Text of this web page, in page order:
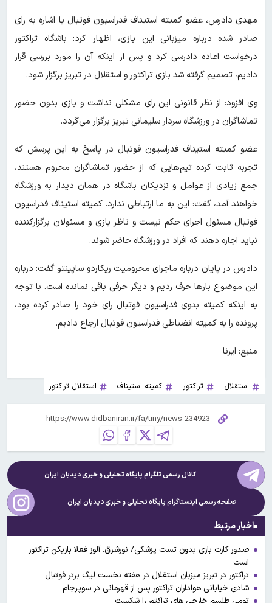
مهدی دادرس، عضو کمیته استیناف فدراسیون فوتبال با اشاره به رای
صادر شده درباره میزبانی این بازی، اظهار کرد: باشگاه تراکتور
درخواست اعاده دادرسی کرد و پس از اینکه آن را مورد بررسی قرار
دادیم، تصمیم گرفته شد بازی تراکتور و استقلال در تبریز برگزار شود.
وی افزود: از نظر قانونی این رای مشکلی نداشت و بازی بدون حضور
تماشاگران در ورزشگاه سردار سلیمانی تبریز برگزار می‌گردد.
عضو کمیته استیناف فدراسیون فوتبال در پاسخ به این پرسش که
تجربه ثابت کرده تیم‌هایی که از حضور تماشاگران محروم هستند،
جمع زیادی از عوامل و نزدیکان باشگاه در همان دیدار به ورزشگاه
خواهند آمد، گفت: این به ما ارتباطی ندارد. کمیته استیناف فدراسیون
فوتبال مسئول اجرای حکم نیست و ناظر بازی و مسئولان برگزارکننده
نباید اجازه دهند که افراد در ورزشگاه حاضر شوند.
دادرس در پایان درباره ماجرای محرومیت ریکاردو ساپینتو گفت: درباره
این موضوع بارها حرف زدیم و دیگر حرفی باقی نمانده است. با توجه
به اینکه کمیته بدوی فدراسیون فوتبال رای خود را صادر کرده بود،
پرونده را به کمیته انضباطی فدراسیون فوتبال ارجاع دادیم.
منبع: ایرنا
استقلال تراکتور کمیته استیناف استقلال تراکتور
کانال رسمی تلگرام پایگاه تحلیلی و خبریدیدبان ایران
صفحه رسمی اینستاگرام پایگاه تحلیلی و خبریدیدبان ایران
اخبار مرتبط
صدور کارت بازی بدون تست پزشکی/ نورشرق: آلوز فعلا بازیکن تراکتور
است
تراکتور در تبریز میزبان استقلال در هفته نخست لیگ برتر فوتبال
شادی خیابانی هواداران تراکتور پس از قهرمانی در سوپرجام